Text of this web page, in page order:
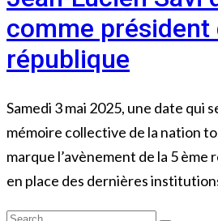
comme président
république
Samedi 3 mai 2025, une date qui
mémoire collective de la nation
marque l’avènement de la 5 ème
en place des dernières
Search